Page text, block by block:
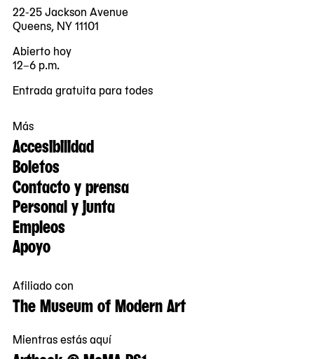
22-25 Jackson Avenue
Queens, NY 11101
Abierto hoy
12–6 p.m.
Entrada gratuita para todes
Más
Accesibilidad
Boletos
Contacto y prensa
Personal y junta
Empleos
Apoyo
Afiliado con
The Museum of Modern Art
Mientras estás aquí